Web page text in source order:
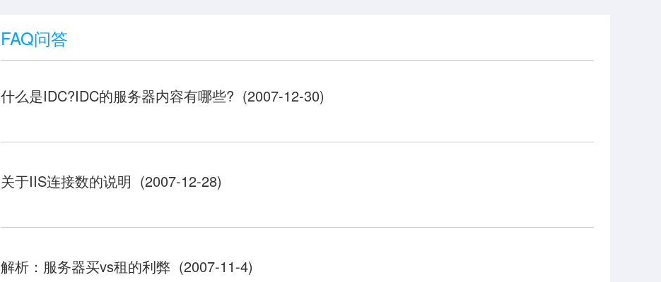
FAQ问答
什么是IDC?IDC的服务器内容有哪些? (2007-12-30)
关于IIS连接数的说明 (2007-12-28)
解析：服务器买vs租的利弊 (2007-11-4)